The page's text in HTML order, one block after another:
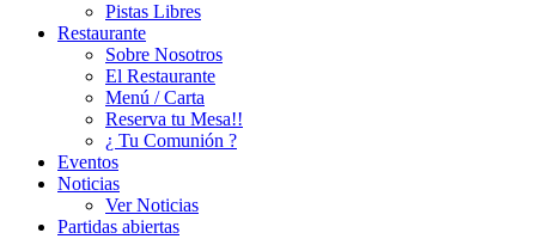
Pistas Libres
Restaurante
Sobre Nosotros
El Restaurante
Menú / Carta
Reserva tu Mesa!!
¿ Tu Comunión ?
Eventos
Noticias
Ver Noticias
Partidas abiertas